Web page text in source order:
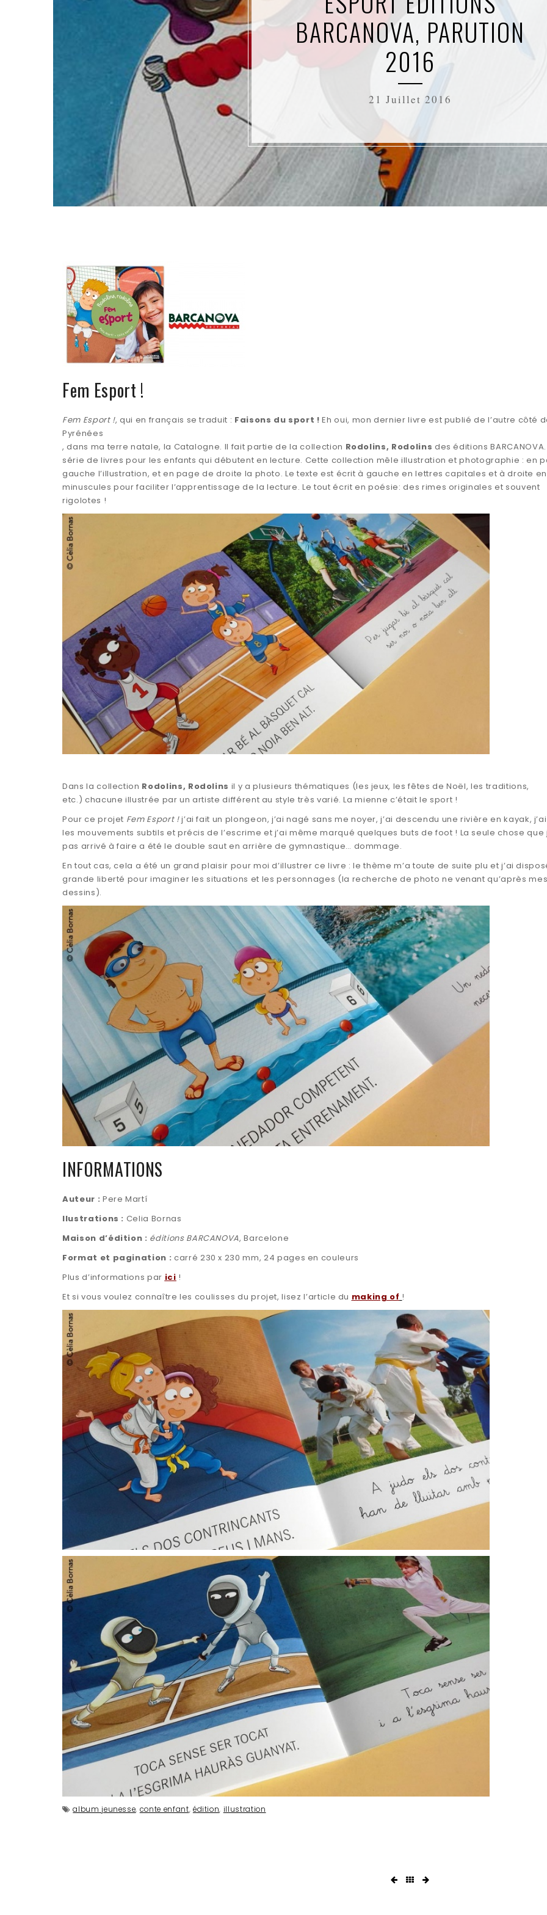
BARCANOVA, PARUTION
2016
21 Juillet 2016
Fem Esport !
Fem Esport !, qui en français se traduit : Faisons du sport ! Eh oui, mon dernier livre est publié de l’autre côté
Pyrénées
, dans ma terre natale, la Catalogne. Il fait partie de la collection Rodolins, Rodolins des éditions
série de livres pour les enfants qui débutent en lecture. Cette collection mêle illustration et photographie : en
gauche l’illustration, et en page de droite la photo. Le texte est écrit à gauche en lettres capitales et à droite en
minuscules pour faciliter l’apprentissage de la lecture. Le tout écrit en poésie: des rimes originales et souvent
rigolotes !
Dans la collection Rodolins, Rodolins il y a plusieurs thématiques (les jeux, les fêtes de Noël, les traditions,
etc.) chacune illustrée par un artiste différent au style très varié. La mienne c’était le sport !
Pour ce projet Fem Esport !j’ai fait un plongeon, j’ai nagé sans me noyer, j’ai descendu une rivière en kayak,
les mouvements subtils et précis de l’escrime et j’ai même marqué quelques buts de foot ! La seule chose que
pas arrivé à faire a été le double saut en arrière de gymnastique… dommage.
En tout cas, cela a été un grand plaisir pour moi d’illustrer ce livre : le thème m’a toute de suite plu et j’ai
grande liberté pour imaginer les situations et les personnages (la recherche de photo ne venant qu’après mes
dessins).
INFORMATIONS
Auteur : Pere Martí
Ilustrations : Celia Bornas
Maison d’édition : éditions BARCANOVA, Barcelone
Format et pagination : carré 230 x 230 mm, 24 pages en couleurs
Plus d’informations par ici !
Et si vous voulez connaître les coulisses du projet, lisez l’article du making of !
album jeunesse, conte enfant, édition, illustration